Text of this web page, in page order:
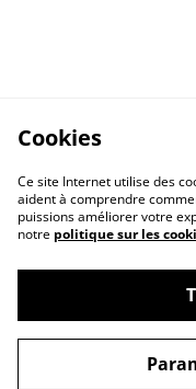
A propos
Buy me a
Cookies
Ce site Internet utilise des
aident à comprendre
puissions améliorer votre
notre politique sur les